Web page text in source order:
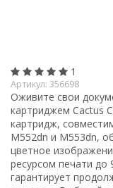
1
Артикул: 356698
Оживите свои
картриджем Cactus
картридж,
M552dn и M553dn,
цветное
ресурсом печати до
гарантирует